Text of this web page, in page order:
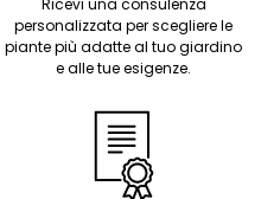
Ricevi una consulenza
personalizzata per scegliere le
piante più adatte al tuo giardino
e alle tue esigenze.